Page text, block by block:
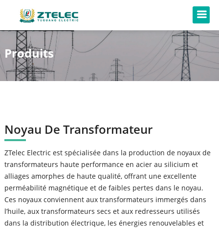
Produits
Noyau De Transformateur
ZTelec Electric est spécialisée dans la production de noyaux de
transformateurs haute performance en acier au silicium et
alliages amorphes de haute qualité, offrant une excellente
perméabilité magnétique et de faibles pertes dans le noyau.
Ces noyaux conviennent aux transformateurs immergés dans
l’huile, aux transformateurs secs et aux redresseurs utilisés
dans la distribution électrique, les énergies renouvelables et